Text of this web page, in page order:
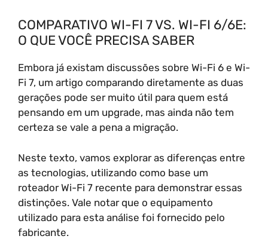
COMPARATIVO WI-FI 7 VS. WI-FI 6/6E:
O QUE VOCÊ PRECISA SABER
Embora já existam discussões sobre Wi-Fi 6 e Wi-
Fi 7, um artigo comparando diretamente as duas
gerações pode ser muito útil para quem está
pensando em um upgrade, mas ainda não tem
certeza se vale a pena a migração.
Neste texto, vamos explorar as diferenças entre
as tecnologias, utilizando como base um
roteador Wi-Fi 7 recente para demonstrar essas
distinções. Vale notar que o equipamento
utilizado para esta análise foi fornecido pelo
fabricante.